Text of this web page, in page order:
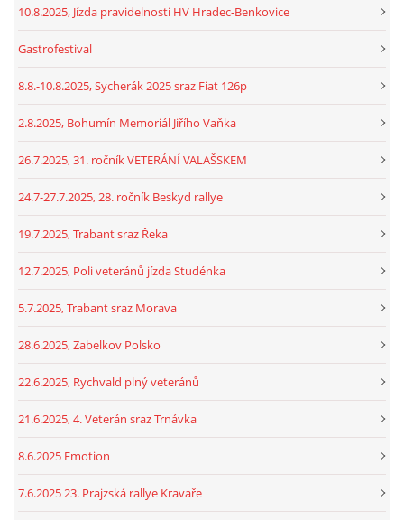
10.8.2025, Jízda pravidelnosti HV Hradec-Benkovice
Gastrofestival
8.8.-10.8.2025, Sycherák 2025 sraz Fiat 126p
2.8.2025, Bohumín Memoriál Jiřího Vaňka
26.7.2025, 31. ročník VETERÁNÍ VALAŠSKEM
24.7-27.7.2025, 28. ročník Beskyd rallye
19.7.2025, Trabant sraz Řeka
12.7.2025, Poli veteránů jízda Studénka
5.7.2025, Trabant sraz Morava
28.6.2025, Zabelkov Polsko
22.6.2025, Rychvald plný veteránů
21.6.2025, 4. Veterán sraz Trnávka
8.6.2025 Emotion
7.6.2025 23. Prajzská rallye Kravaře